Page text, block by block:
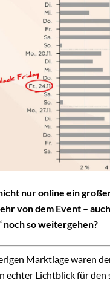
nur online ein
von dem Event –
noch so weitergehen?
Marktlage waren
echter Lichtblick für